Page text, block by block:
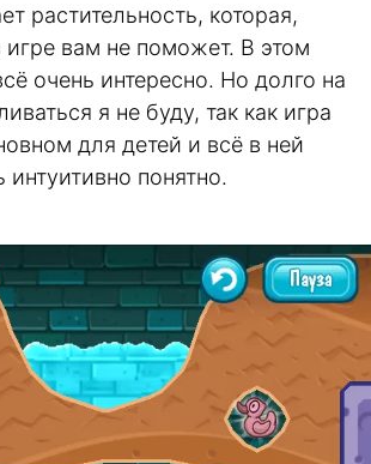
растительность, которая,
игре вам не поможет. В этом
очень интересно. Но долго на
я не буду, так как игра
для детей и всё в ней
интуитивно понятно.